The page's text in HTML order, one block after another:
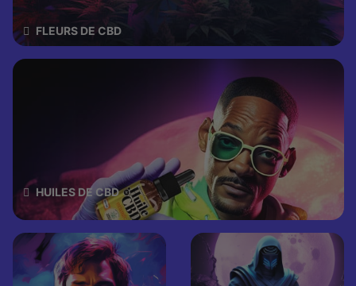
FLEURS DE CBD
HUILES DE CBD